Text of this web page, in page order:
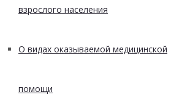
взрослого населения
О видах оказываемой медицинской
помощи